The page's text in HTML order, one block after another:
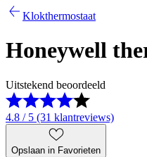
Klokthermostaat
Honeywell
Uitstekend beoordeeld
4.8 / 5 (31 klantreviews)
Opslaan in Favorieten